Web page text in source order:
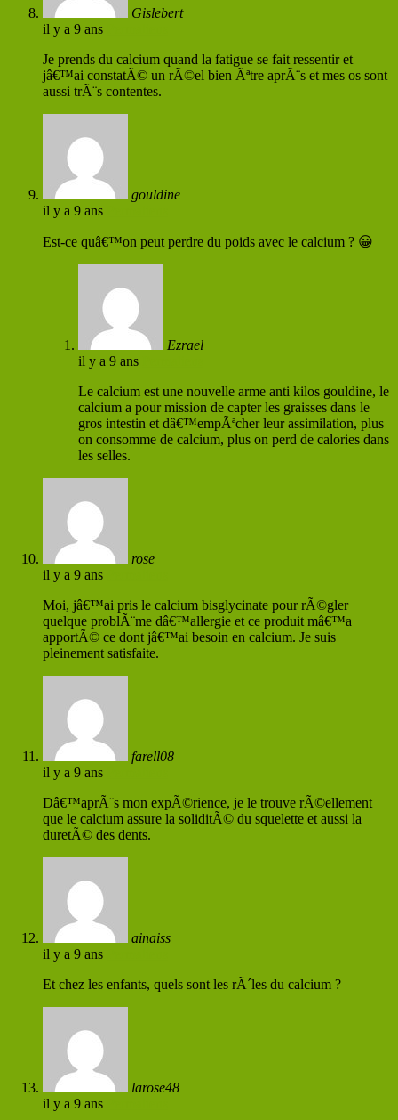
Gislebert
il y a 9 ans
Je prends du calcium quand la fatigue se fait ressentir et
jâ€™ai constatÃ© un rÃ©el bien Ãªtre aprÃ¨s et mes os sont
aussi trÃ¨s contentes.
gouldine
il y a 9 ans
Est-ce quâ€™on peut perdre du poids avec le calcium ? 😀
Ezrael
il y a 9 ans
Le calcium est une nouvelle arme anti kilos gouldine, le
calcium a pour mission de capter les graisses dans le
gros intestin et dâ€™empÃªcher leur assimilation, plus
on consomme de calcium, plus on perd de calories dans
les selles.
rose
il y a 9 ans
Moi, jâ€™ai pris le calcium bisglycinate pour rÃ©gler
quelque problÃ¨me dâ€™allergie et ce produit mâ€™a
apportÃ© ce dont jâ€™ai besoin en calcium. Je suis
pleinement satisfaite.
farell08
il y a 9 ans
Dâ€™aprÃ¨s mon expÃ©rience, je le trouve rÃ©ellement
que le calcium assure la soliditÃ© du squelette et aussi la
duretÃ© des dents.
ainaiss
il y a 9 ans
Et chez les enfants, quels sont les rÃ´les du calcium ?
larose48
il y a 9 ans